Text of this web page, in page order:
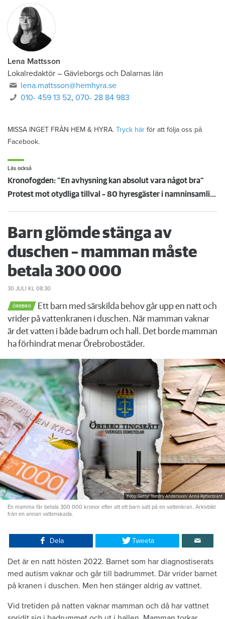
Lena Mattsson
Lokalredaktör – Gävleborgs och Dalarnas län
lena.mattsson@hemhyra.se
010- 459 13 52,070- 28 84 983
MISSA INGET FRÅN HEM & HYRA. Tryck här för att följa oss på
Facebook.
Läs också
Kronofogden: "En avhysning kan absolut vara något bra"
Protest mot otydliga tillval – 80 hyresgäster i namninsamling
Barn glömde stänga av
duschen – mamman måste
betala 300 000
30 JULI KL 08:30
ÖREBRO
Ett barn med särskilda behov går upp en natt och
vrider på vattenkranen i duschen. När mamman vaknar
är det vatten i både badrum och hall. Det borde mamman
ha förhindrat menar Örebrobostäder.
Foto: Getty/ Tommy Andersson/ Anna Rytterbrant
En mamma får betala 300 000 kronor efter att ett barn satt på en vattenkran. Arkivbild
från en annan vattenskada.
Dela Tweeta
Det är en natt hösten 2022. Barnet som har diagnostiserats
med autism vaknar och går till badrummet. Där vrider barnet
på kranen i duschen. Men hen stänger aldrig av vattnet.
Vid tretiden på natten vaknar mamman och då har vattnet